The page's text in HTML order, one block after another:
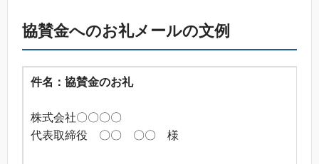
協賛金へのお礼メールの文例
件名：協賛金のお礼
株式会社〇〇〇〇
代表取締役 〇〇 〇〇 様